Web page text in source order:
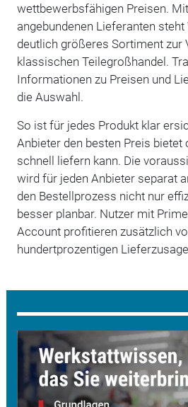
wettbewerbsfähigen Preisen.
angebundenen Lieferanten
deutlich größeres Sortiment zur
klassischen Teilegroßhandel.
Informationen zu Preisen und
die Auswahl.
So ist für jedes Produkt klar
Anbieter den besten Preis bietet
schnell liefern kann. Die
wird für jeden Anbieter separat
den Bestellprozess nicht nur
besser planbar. Nutzer mit
Account profitieren zusätzlich
hundertprozentigen